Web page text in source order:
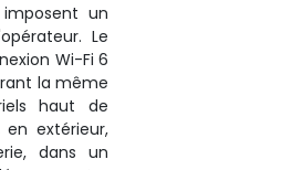
un
Le
Wi-Fi 6
la même
haut de
extérieur,
dans un